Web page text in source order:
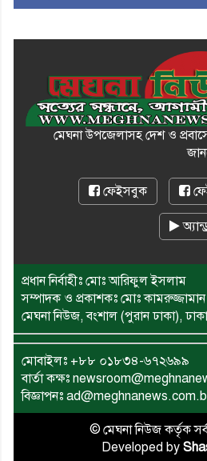
মেঘনা উপজেলাসহ দেশ ও
ফেইসবুক
প্রধান নির্বাহীঃ মোঃ আরিফুল ইসলাম
সম্পাদক ও প্রকাশকঃ মোঃ কামরুজ্জামান
মেঘনা নিউজ, বংশাল (পুরান ঢাকা),
মোবাইলঃ +৮৮ ০১৮৩৪-৬৭২৬৯৯
বার্তা কক্ষঃ
বিজ্ঞাপনঃ
© মেঘনা নিউজ কর্তৃক
Developed by